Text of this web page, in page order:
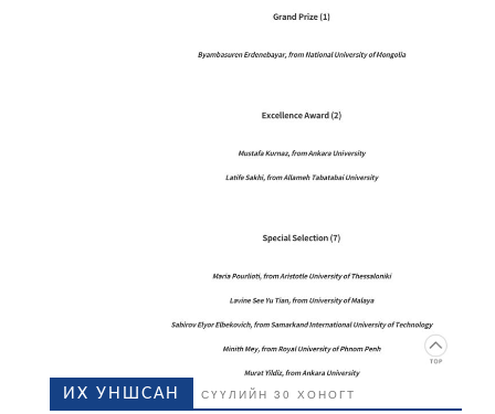
ИХ УНШСАН СҮҮЛИЙН 30 ХОНОГТ